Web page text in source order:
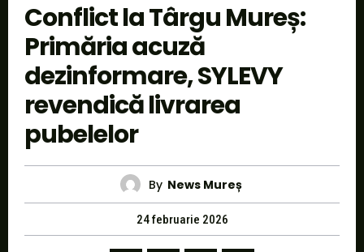
Conflict la Târgu Mureș:
Primăria acuză
dezinformare, SYLEVY
revendică livrarea
pubelelor
By News Mureș
24 februarie 2026